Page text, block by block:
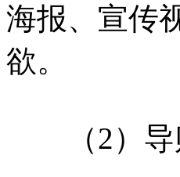
海报、宣传
欲。
（2）导